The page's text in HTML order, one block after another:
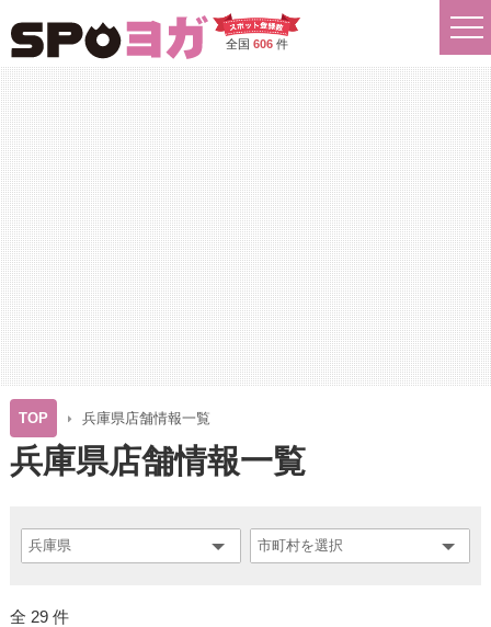
全国 606件
TOP 兵庫県店舗情報一覧
兵庫県店舗情報一覧
全 29 件